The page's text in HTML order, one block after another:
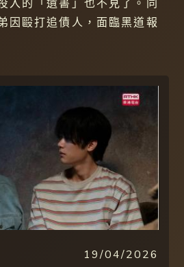
入的「遺書」也不見了。同
因毆打追債人，面臨黑道報
19/04/2026